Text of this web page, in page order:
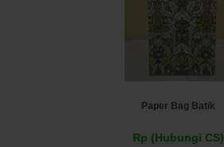
Paper Bag Batik
Rp (Hubungi CS)